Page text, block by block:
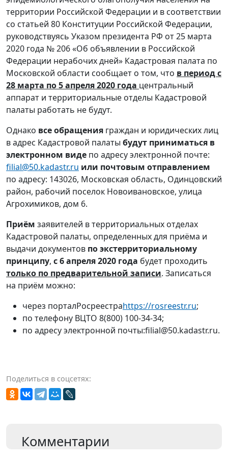
территории Российской Федерации и в соответствии
со статьей 80 Конституции Российской Федерации,
руководствуясь Указом президента РФ от 25 марта
2020 года № 206 «Об объявлении в Российской
Федерации нерабочих дней» Кадастровая палата по
Московской области сообщает о том, что в период с
28 марта по 5 апреля 2020 года центральный
аппарат и территориальные отделы Кадастровой
палаты работать не будут.
Однако все обращения граждан и юридических лиц
в адрес Кадастровой палаты будут приниматься в
электронном виде по адресу электронной почте:
filial@50.kadastr.ru или почтовым отправлением
по адресу: 143026, Московская область, Одинцовский
район, рабочий поселок Новоивановское, улица
Агрохимиков, дом 6.
Приём заявителей в территориальных отделах
Кадастровой палаты, определенных для приёма и
выдачи документов по экстерриториальному
принципу, с 6 апреля 2020 года будет проходить
только по предварительной записи. Записаться
на приём можно:
через порталРосреестраhttps://rosreestr.ru;
по телефону ВЦТО 8(800) 100-34-34;
по адресу электронной почты:filial@50.kadastr.ru.
Поделиться в соцсетях:
Комментарии